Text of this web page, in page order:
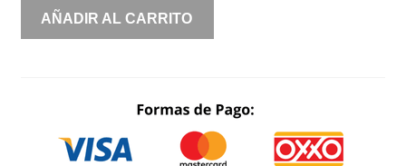
RENTA
UN
CANTIDAD
AÑADIR AL CARRITO